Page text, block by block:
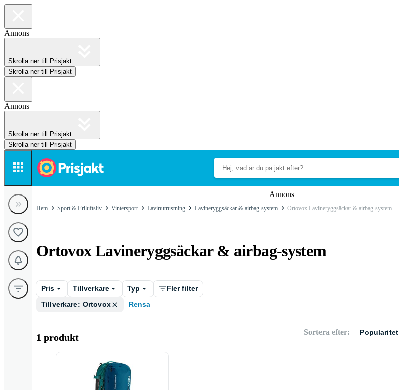
Annons
Skrolla ner till Prisjakt
Skrolla ner till Prisjakt
Annons
Skrolla ner till Prisjakt
Skrolla ner till Prisjakt
Annons
Hem Sport & Friluftsliv Vintersport Lavinutrustning Lavineryggsäckar & airbag-system Ortovox Lavineryggsäckar & airbag-system
Ortovox Lavineryggsäckar & airbag-system
Pris Tillverkare Typ
Fler filter
Tillverkare: Ortovox
Rensa
1 produkt Sortera efter: Popularitet